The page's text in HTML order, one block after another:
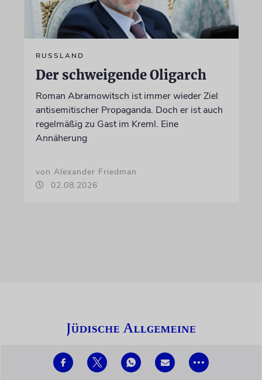
•••
RUSSLAND
Der schweigende Oligarch
Roman Abramowitsch ist immer wieder Ziel
antisemitischer Propaganda. Doch er ist auch
regelmäßig zu Gast im Kreml. Eine
Annäherung
von Alexander Friedman
02.08.2026